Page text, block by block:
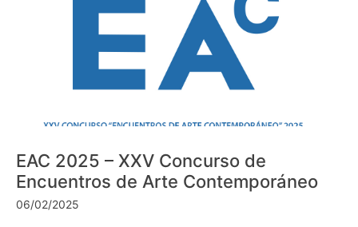
EAC 2025 – XXV Concurso de
Encuentros de Arte Contemporáneo
06/02/2025